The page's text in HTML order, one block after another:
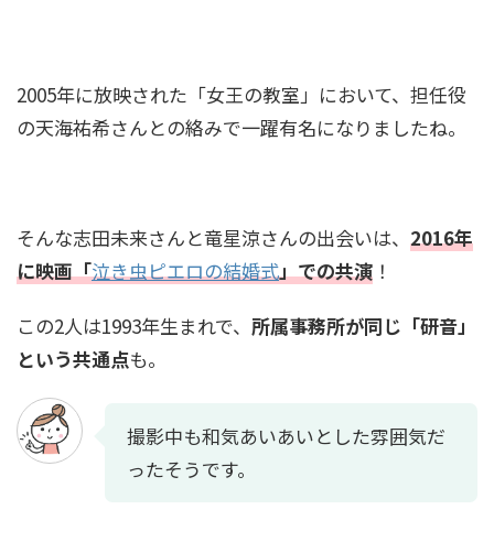
DAIGOの家系図がすごい！祖父は元総理で親戚
に千葉雄大や有名政治家も！
黒柳徹子の家系図と家族構成！お嬢様だった？
両親や兄弟姉妹の職業は
村雨辰剛(庭師)の経歴や年収は？造園会社も！個
人でも依頼できる？
中田花奈が目を二重整形！？変化が別人レベ
2005年に放映された「女王の教室」において、担任役
の天海祐希さんとの絡みで一躍有名になりましたね。
そんな志田未来さんと竜星涼さんの出会いは、 2016年
に映画「泣き虫ピエロの結婚式」での共演 ！
この2人は1993年生まれで、 所属事務所が同じ「研音」
という共通点も。
撮影中も和気あいあいとした雰囲気だ
ったそうです。